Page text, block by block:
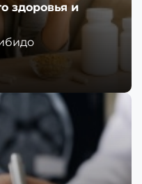
здоровья и